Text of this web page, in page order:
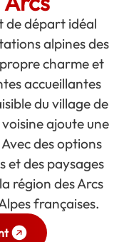
de départ idéal
alpines des
charme et
accueillantes
du village de
ajoute une
des options
et des paysages
région des Arcs
françaises.